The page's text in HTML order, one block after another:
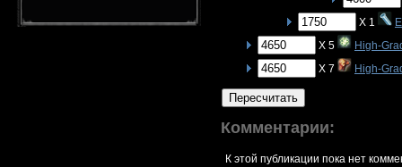
X 1
X 5
High-
X 7
High-
Пересчитать
Комментарии:
К этой публикации пока нет